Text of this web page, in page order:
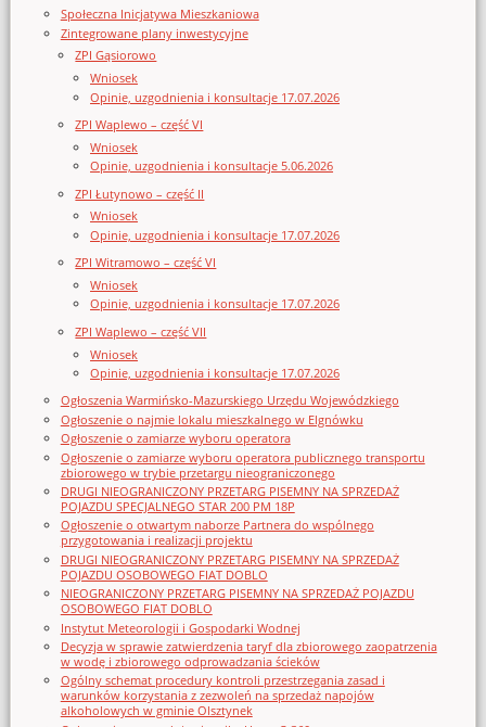
Społeczna Inicjatywa Mieszkaniowa
Zintegrowane plany inwestycyjne
ZPI Gąsiorowo
Wniosek
Opinie, uzgodnienia i konsultacje 17.07.2026
ZPI Waplewo – część VI
Wniosek
Opinie, uzgodnienia i konsultacje 5.06.2026
ZPI Łutynowo – część II
Wniosek
Opinie, uzgodnienia i konsultacje 17.07.2026
ZPI Witramowo – część VI
Wniosek
Opinie, uzgodnienia i konsultacje 17.07.2026
ZPI Waplewo – część VII
Wniosek
Opinie, uzgodnienia i konsultacje 17.07.2026
Ogłoszenia Warmińsko-Mazurskiego Urzędu Wojewódzkiego
Ogłoszenie o najmie lokalu mieszkalnego w Elgnówku
Ogłoszenie o zamiarze wyboru operatora
Ogłoszenie o zamiarze wyboru operatora publicznego transportu
zbiorowego w trybie przetargu nieograniczonego
DRUGI NIEOGRANICZONY PRZETARG PISEMNY NA SPRZEDAŻ
POJAZDU SPECJALNEGO STAR 200 PM 18P
Ogłoszenie o otwartym naborze Partnera do wspólnego
przygotowania i realizacji projektu
DRUGI NIEOGRANICZONY PRZETARG PISEMNY NA SPRZEDAŻ
POJAZDU OSOBOWEGO FIAT DOBLO
NIEOGRANICZONY PRZETARG PISEMNY NA SPRZEDAŻ POJAZDU
OSOBOWEGO FIAT DOBLO
Instytut Meteorologii i Gospodarki Wodnej
Decyzja w sprawie zatwierdzenia taryf dla zbiorowego zaopatrzenia
w wodę i zbiorowego odprowadzania ścieków
Ogólny schemat procedury kontroli przestrzegania zasad i
warunków korzystania z zezwoleń na sprzedaż napojów
alkoholowych w gminie Olsztynek